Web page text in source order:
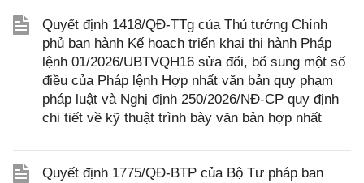
Quyết định 1418/QĐ-TTg của Thủ tướng Chính
phủ ban hành Kế hoạch triển khai thi hành Pháp
lệnh 01/2026/UBTVQH16 sửa đổi, bổ sung một số
điều của Pháp lệnh Hợp nhất văn bản quy phạm
pháp luật và Nghị định 250/2026/NĐ-CP quy định
chi tiết về kỹ thuật trình bày văn bản hợp nhất
Quyết định 1775/QĐ-BTP của Bộ Tư pháp ban